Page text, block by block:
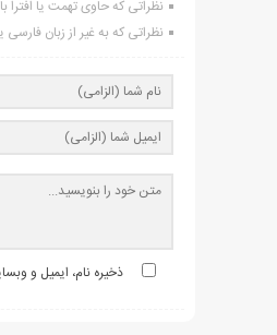
نظراتی که حاوی تهمت یا
نظراتی که به غیر از زبان
ذخیره نام، ایمیل و